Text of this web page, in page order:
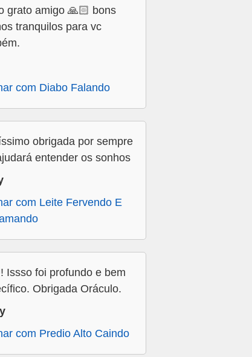
grato amigo 🙏🏻 bons
tranquilos para vc
com Diabo Falando
obrigada por sempre
entender os sonhos
com Leite Fervendo E
Issso foi profundo e bem
Obrigada Oráculo.
com Predio Alto Caindo